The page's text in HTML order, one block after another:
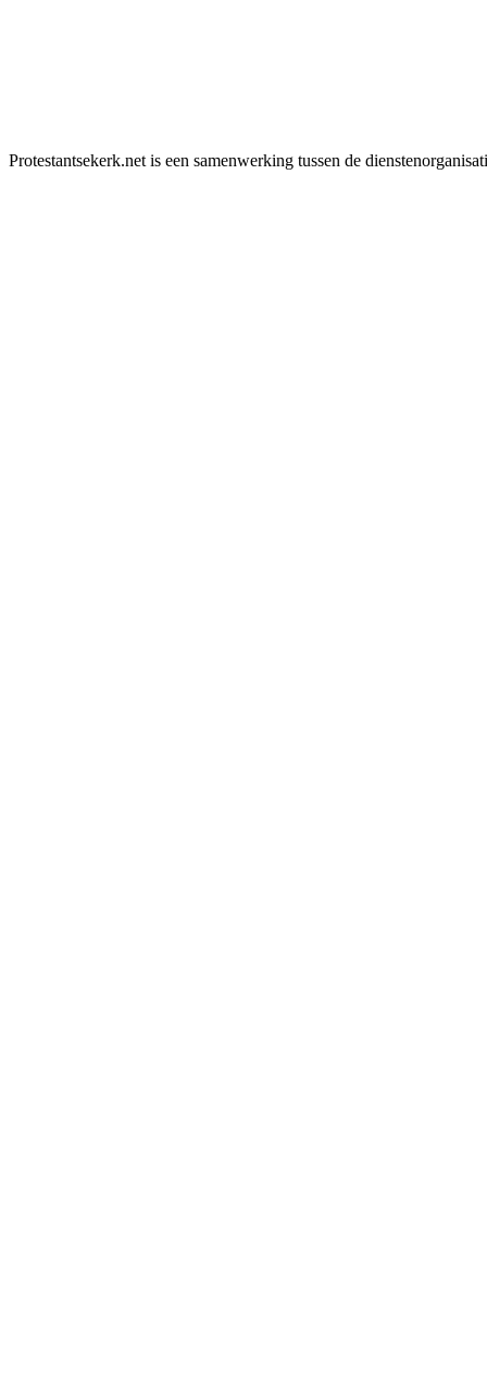
Protestantsekerk.net is een samenwerking tussen de